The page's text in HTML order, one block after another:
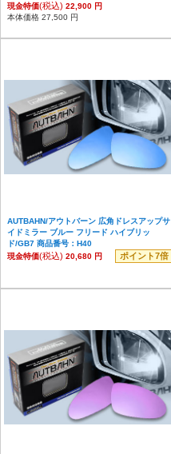
現金特価(税込) 22,900 円
本体価格 27,500 円
AUTBAHN/アウトバーン 広角ドレスアップサ
イドミラー ブルー フリード ハイブリッ
ド/GB7 商品番号：H40
現金特価(税込) 20,680 円 ポイント7倍